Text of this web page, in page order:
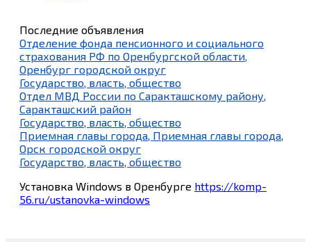
Последние объявления
Отделение фонда пенсионного и социального
страхования РФ по Оренбургской области,
Оренбург городской округ
Государство, власть, общество
Отдел МВД России по Саракташскому району,
Саракташский район
Государство, власть, общество
Приемная главы города, Приемная главы города,
Орск городской округ
Государство, власть, общество
Установка Windows в Оренбурге https://komp-
56.ru/ustanovka-windows